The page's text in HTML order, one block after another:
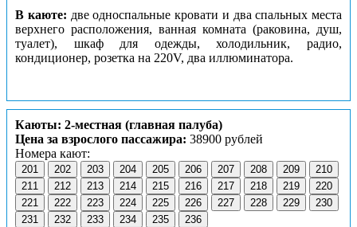
В каюте: две односпальные кровати и два спальных места
верхнего расположения, ванная комната (раковина, душ,
туалет), шкаф для одежды, холодильник, радио,
кондиционер, розетка на 220V, два иллюминатора.
Каюты: 2-местная (главная палуба)
Цена за взрослого пассажира: 38900 рублей
Номера кают:
201 202 203 204 205 206 207 208 209
210
211
212 213 214 215 216 217 218 219
220
221
222 223 224 225 226 227 228 229
230
231
232 233 234 235 236